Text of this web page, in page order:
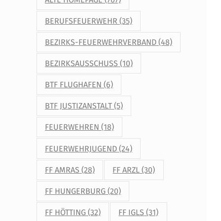
BERUFSFEUERWEHR (35)
BEZIRKS-FEUERWEHRVERBAND (48)
BEZIRKSAUSSCHUSS (10)
BTF FLUGHAFEN (6)
BTF JUSTIZANSTALT (5)
FEUERWEHREN (18)
FEUERWEHRJUGEND (24)
FF AMRAS (28) FF ARZL (30)
FF HUNGERBURG (20)
FF HÖTTING (32) FF IGLS (31)